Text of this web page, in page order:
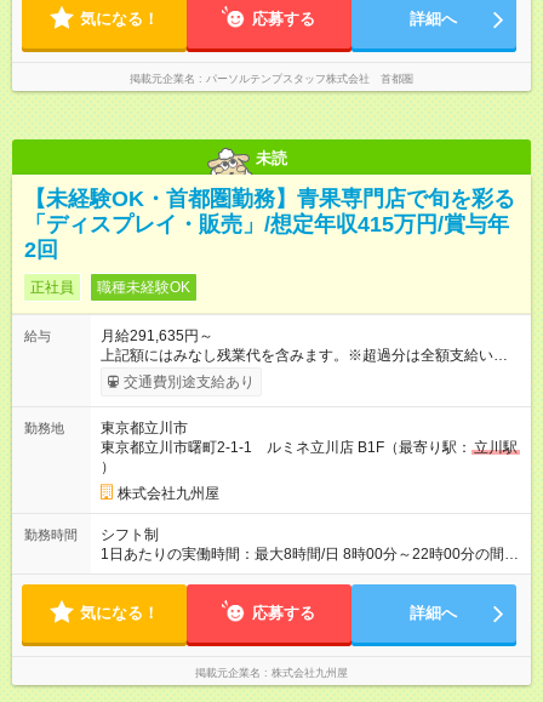
気になる！ 応募する 詳細へ
掲載元企業名 パーソルテンプスタッフ株式会社 首都圏
未読
【未経験OK・首都圏勤務】青果専門店で旬を彩る
「ディスプレイ・販売」/想定年収415万円/賞与年
2回
正社員 職種未経験OK
給与
月給291,635円～
上記額にはみなし残業代を含みます。※超過分は全額支給いたし
ます。 みなし残業代 72,135円／月 みなし残業時間 45時間／月
※経験・能力などを考慮の上、決定します。 （主任・副店長の
あり 試用期間の長さ：3ヶ月 雇用形態、給与は本採用時と同じ
です。
交通費別途支給あり
勤務地
東京都立川市
東京都立川市曙町2-1-1 ルミネ立川店 B1F（最寄り駅： 立川駅
）
株式会社九州屋
勤務時間
シフト制
1日あたりの実働時間：最大8時間/日 8時00分～22時00分の間で
実働8時間 休憩1時間 （月平均所定労働時間171.3時間） ※店舗
す）
気になる！ 応募する 詳細へ
掲載元企業名 株式会社九州屋